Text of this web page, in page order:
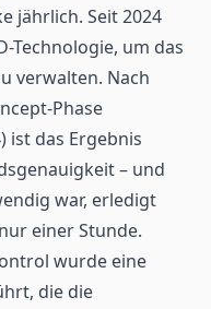
jährlich. Seit 2024
Technologie, um das
verwalten. Nach
Phase
ist das Ergebnis
– und
war, erledigt
einer Stunde.
wurde eine
die die